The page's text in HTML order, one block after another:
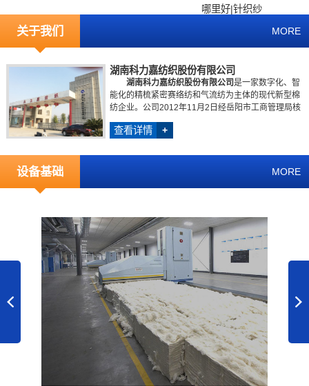
关于我们 MORE
湖南科力嘉纺织股份有限公司
湖南科力嘉纺织股份有限公司是一家数字化、智
能化的精梳紧密赛络纺和气流纺为主体的现代新型棉
纺企业。公司2012年11月2日经岳阳市工商管理局核
准成立，占地180亩，...
查看详情 +
设备基础 MORE